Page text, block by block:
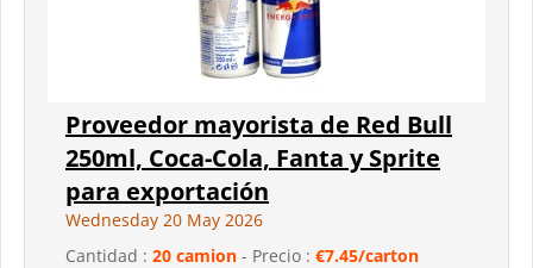
Proveedor mayorista de Red Bull
250ml, Coca-Cola, Fanta y Sprite
para exportación
Wednesday 20 May 2026
Cantidad : 20 camion - Precio : €7.45/carton